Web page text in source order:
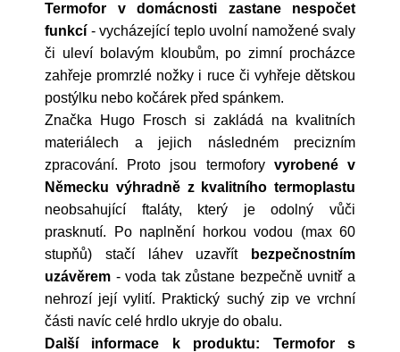
Termofor v domácnosti zastane nespočet
funkcí - vycházející teplo uvolní namožené svaly
či uleví bolavým kloubům, po zimní procházce
zahřeje promrzlé nožky i ruce či vyhřeje dětskou
postýlku nebo kočárek před spánkem.
Značka Hugo Frosch si zakládá na kvalitních
materiálech a jejich následném precizním
zpracování. Proto jsou termofory vyrobené v
Německu výhradně z kvalitního termoplastu
neobsahující ftaláty, který je odolný vůči
prasknutí. Po naplnění horkou vodou (max 60
stupňů) stačí láhev uzavřít
bezpečnostním
uzávěrem - voda tak zůstane bezpečně uvnitř a
nehrozí její vylití. Praktický suchý zip ve vrchní
části navíc celé hrdlo ukryje do obalu.
Další informace k produktu: Termofor s